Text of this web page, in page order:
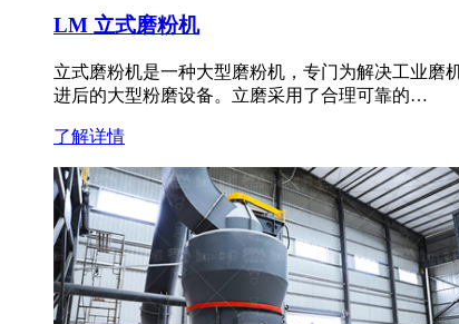
LM 立式磨粉机
立式磨粉机是一种大型磨粉机，专门为解决工业磨
进后的大型粉磨设备。立磨采用了合理可靠的…
了解详情